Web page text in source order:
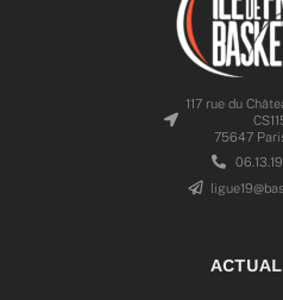
117 rue du
75647